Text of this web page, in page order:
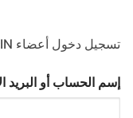
تسجيل دخول أعضاء MEMBER’S LOGIN
إسم الحساب أو البريد